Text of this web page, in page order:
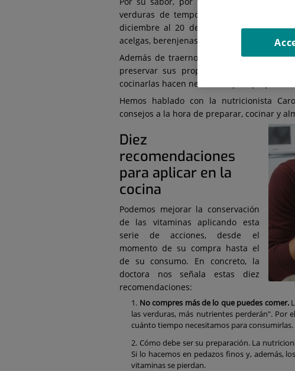
verduras de temporada son una
diciembre al 20 de marzo
acelgas, berenjenas, boniatos, brócoli, etc.
Además de traernos esta variedad de
preservar sus propiedades
cocinarlas hacen necesario que
Hemos hablado con la nutricionista
consejos a la hora de preparar, cocinar y
Diez
recomendaciones
para aplicar en la
cocina
Podemos mejorar la conservación
de las vitaminas aplicando esta
serie de acciones, desde el
momento de su compra hasta el
de su consumo. En concreto, la
doctora nos señala estas diez
recomendaciones:
No compres más de lo que puedes comer.
las verduras, más nutrientes perderán". Por
cuánto tiempo necesitamos para consumirlas.
Cómo debe ser su preparación. La
Si lo hacemos en pedazos finos y, además,
vitaminas se pierdan.